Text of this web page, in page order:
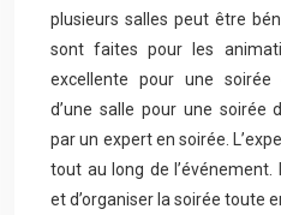
plusieurs salles peut être
sont faites pour les
excellente pour une soirée
d’une salle pour une soirée
par un expert en soirée.
tout au long de
et d’organiser la soirée toute